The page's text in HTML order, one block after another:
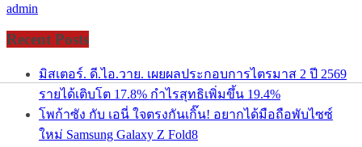
admin
Recent Posts
มิสเตอร์. ดี.ไอ.วาย. เผยผลประกอบการไตรมาส 2 ปี 2569
รายได้เติบโต 17.8% กำไรสุทธิเพิ่มขึ้น 19.4%
โพก้าซัง กับ เอนี่ ใจตรงกันเกิ๊น! อยากได้มือถือพับไซซ์
ใหม่ Samsung Galaxy Z Fold8